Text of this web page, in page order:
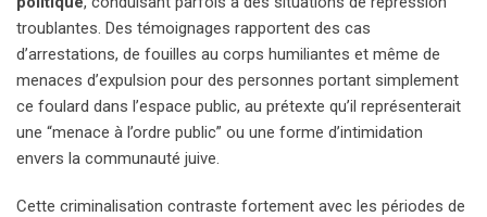
troublantes. Des témoignages rapportent des cas
d’arrestations, de fouilles au corps humiliantes et même de
menaces d’expulsion pour des personnes portant simplement
ce foulard dans l’espace public, au prétexte qu’il représenterait
une “menace à l’ordre public” ou une forme d’intimidation
envers la communauté juive.
Cette criminalisation contraste fortement avec les périodes de